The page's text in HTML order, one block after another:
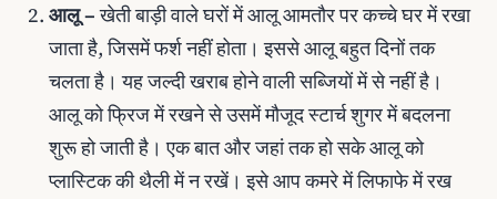
आलू –खेती बाड़ी वाले घरों में आलू आमतौर पर कच्‍चे घर में रखा
जाता है, जिसमें फर्श नहीं होता। इससे आलू बहुत दिनों तक
चलता है। यह जल्‍दी खराब होने वाली सब्‍जियों में से नहीं है।
आलू को फ्रिज में रखने से उसमें मौजूद स्‍टार्च शुगर में बदलना
शुरू हो जाती है। एक बात और जहां तक हो सके आलू को
प्‍लास्‍टिक की थैली में न रखें। इसे आप कमरे में लिफाफे में रख